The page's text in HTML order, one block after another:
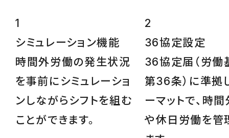
1
シミュレーション機能
時間外労働の発生状況
を事前にシミュレーショ
ンしながらシフトを組む
ことができます。
2
36協定設定
36協定届（労働
第36条）に準拠
ーマットで、時
や休日労働を管